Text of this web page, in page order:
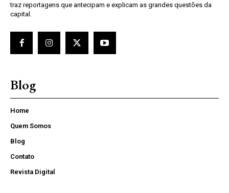
traz reportagens que antecipam e explicam as grandes questões da
capital.
Blog
Home
Quem Somos
Blog
Contato
Revista Digital